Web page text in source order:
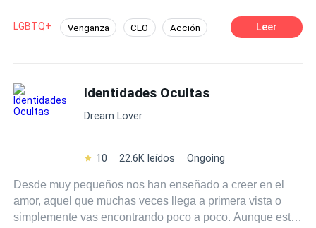
un puesto vacante de la empresa de Elliot... Y éste mismo
será quien se haga cargo de entrevistarlo. Desde el
"pequeño" secreto. Claro que el de Elliot va más allá de
la normalidad pues dicho secreto es "peludo"... Y MUY
PELIGROSO. Pero solo si no se cumplen una serie de
importante de todas... •Hacer daño a esa persona que ha
LGBTQ+ Venganza CEO Acción Leer
Identidades Ocultas
Dream Lover
10 22.6K leídos Ongoing
Desde muy pequeños nos han enseñado a creer en el
amor, aquel que muchas veces llega a primera vista o
simplemente vas encontrando poco a poco. Aunque está